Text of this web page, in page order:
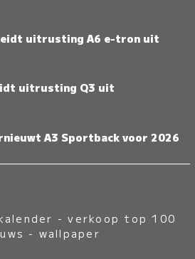
uitrusting A6 e-tron uit
uitrusting Q3 uit
A3 Sportback voor 2026
-verkoop top 100
- wallpaper